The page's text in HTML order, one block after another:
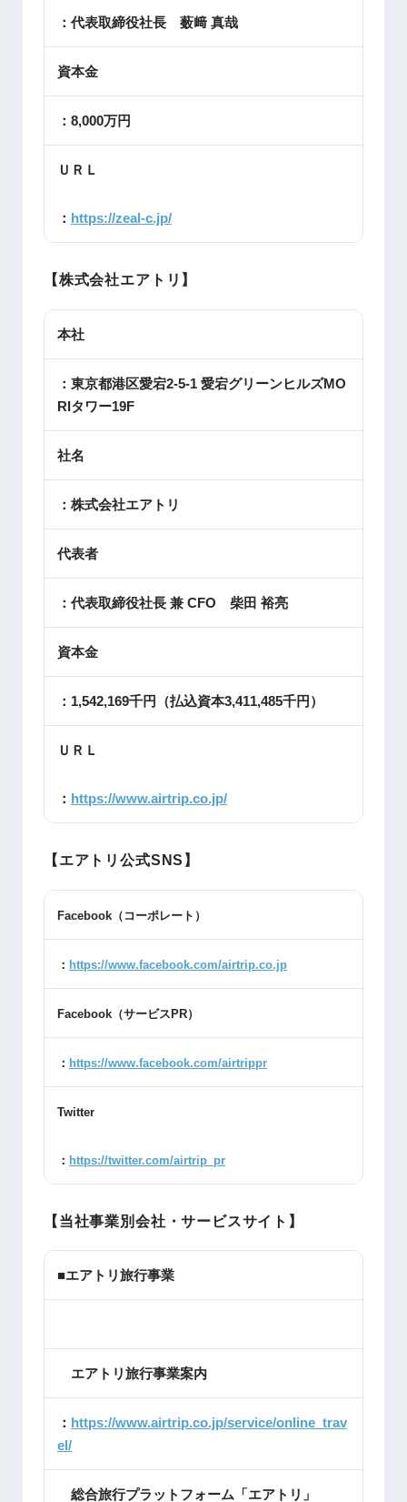
：代表取締役社長 薮﨑 真哉
資本金
：8,000万円
ＵＲＬ
： https://zeal-c.jp/
【株式会社エアトリ】
本社
：東京都港区愛宕2-5-1 愛宕グリーンヒルズMO
RIタワー19F
社名
：株式会社エアトリ
代表者
：代表取締役社長 兼 CFO 柴田 裕亮
資本金
：1,542,169千円（払込資本3,411,485千円）
ＵＲＬ
： https://www.airtrip.co.jp/
【エアトリ公式SNS】
Facebook （コーポレート）
： https://www.facebook.com/airtrip.co.jp
Facebook （サービスPR）
： https://www.facebook.com/airtrippr
Twitter
： https://twitter.com/airtrip_pr
【当社事業別会社・サービスサイト】
■エアトリ旅行事業
エアトリ旅行事業案内
： https://www.airtrip.co.jp/service/online_trav
el/
総合旅行プラットフォーム「エアトリ」